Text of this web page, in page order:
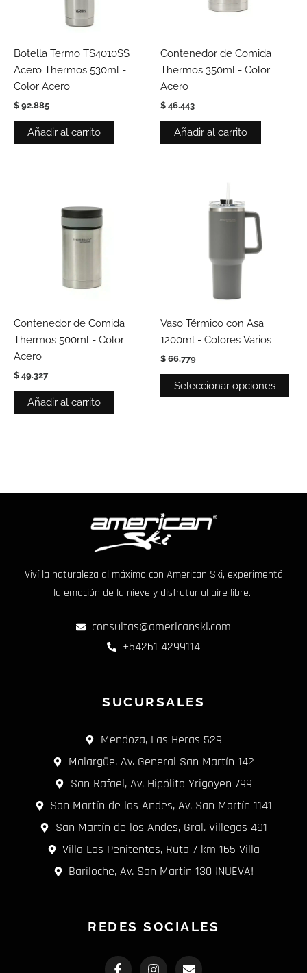
Botella Termo TS4010SS
Acero Thermos 530ml -
Color Acero
$ 92.885
Añadir al carrito
Contenedor de Comida
Thermos 350ml - Color
Acero
$ 46.443
Añadir al carrito
Contenedor de Comida
Thermos 500ml - Color
Acero
$ 49.327
Añadir al carrito
Vaso Térmico con Asa
1200ml - Colores Varios
$ 66.779
Seleccionar opciones
de
Viví la naturaleza al máximo con American Ski, experimentá
la emoción de la nieve y disfrutar al aire libre.
consultas@americanski.com
+54261 4299114
SUCURSALES
Mendoza, Las Heras 529
Malargüe, Av. General San Martín 142
San Rafael, Av. Hipólito Yrigoyen 799
San Martín de los Andes, Av. San Martín 1141
San Martín de los Andes, Gral. Villegas 491
Villa Los Penitentes, Ruta 7 km 165 Villa
Bariloche, Av. San Martín 130 ¡NUEVA!
REDES SOCIALES
F
I
E